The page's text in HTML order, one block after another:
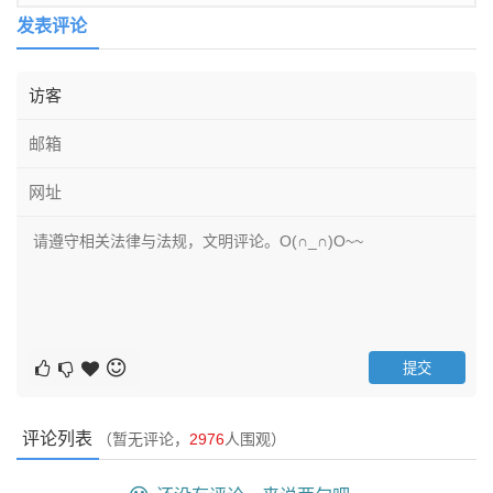
发表评论
评论列表 （暂无评论， 2976人围观）